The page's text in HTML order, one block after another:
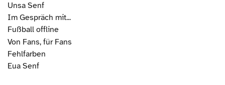
Unsa Senf
Im Gespräch mit...
Fußball offline
Von Fans, für Fans
Fehlfarben
Eua Senf